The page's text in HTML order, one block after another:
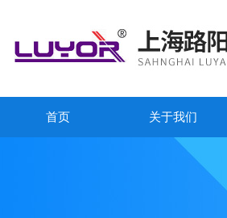
首页 关于我们